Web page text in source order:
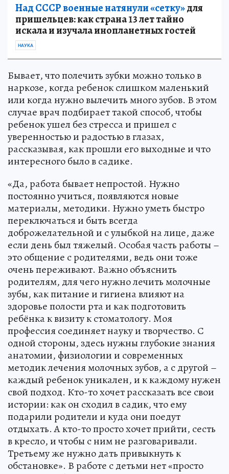
Над СССР военные натянули «сетку»для
пришельцев: как страна 13 лет тайно
искала и изучала инопланетных гостей
НАУКА
Бывает, что полечить зубки можно только в
наркозе, когда ребенок слишком маленький
или когда нужно вылечить много зубов. В этом
случае врач подбирает такой способ, чтобы
ребенок ушел без стресса и пришел с
уверенностью и радостью в глазах,
рассказывая, как прошли его выходные и что
интересного было в садике.
«Да, работа бывает непростой. Нужно
постоянно учиться, появляются новые
материалы, методики. Нужно уметь быстро
переключаться и быть всегда
доброжелательной и с улыбкой на лице, даже
если день был тяжелый. Особая часть работы –
это общение с родителями, ведь они тоже
очень переживают. Важно объяснить
родителям, для чего нужно лечить молочные
зубы, как питание и гигиена влияют на
здоровье полости рта и как подготовить
ребёнка к визиту к стоматологу. Моя
профессия соединяет науку и творчество. С
одной стороны, здесь нужны глубокие знания
анатомии, физиологии и современных
методик лечения молочных зубов, а с другой –
каждый ребенок уникален, и к каждому нужен
свой подход. Кто-то хочет рассказать все свои
истории: как он сходил в садик, что ему
подарили родители и куда они поедут
отдыхать. А кто-то просто хочет прийти, сесть
в кресло, и чтобы с ним не разговаривали.
Третьему же нужно дать привыкнуть к
обстановке». В работе с детьми нет «просто